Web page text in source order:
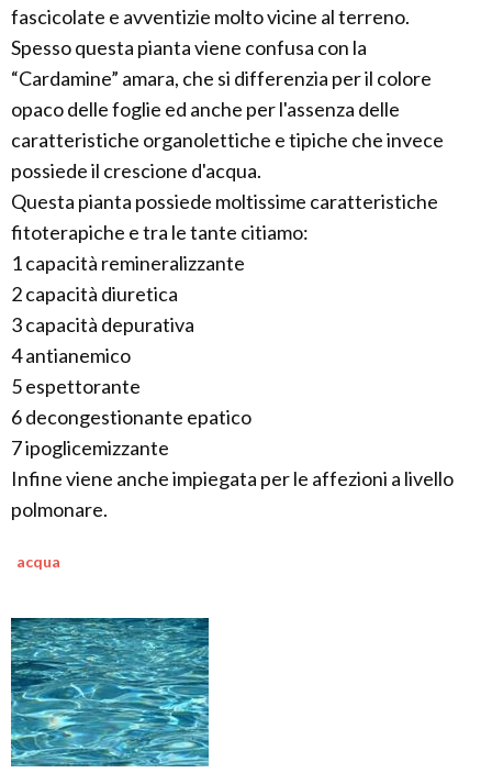
fascicolate e avventizie molto vicine al terreno.
Spesso questa pianta viene confusa con la
“Cardamine” amara, che si differenzia per il colore
opaco delle foglie ed anche per l'assenza delle
caratteristiche organolettiche e tipiche che invece
possiede il crescione d'acqua.
Questa pianta possiede moltissime caratteristiche
fitoterapiche e tra le tante citiamo:
1 capacità remineralizzante
2 capacità diuretica
3 capacità depurativa
4 antianemico
5 espettorante
6 decongestionante epatico
7 ipoglicemizzante
Infine viene anche impiegata per le affezioni a livello
polmonare.
acqua